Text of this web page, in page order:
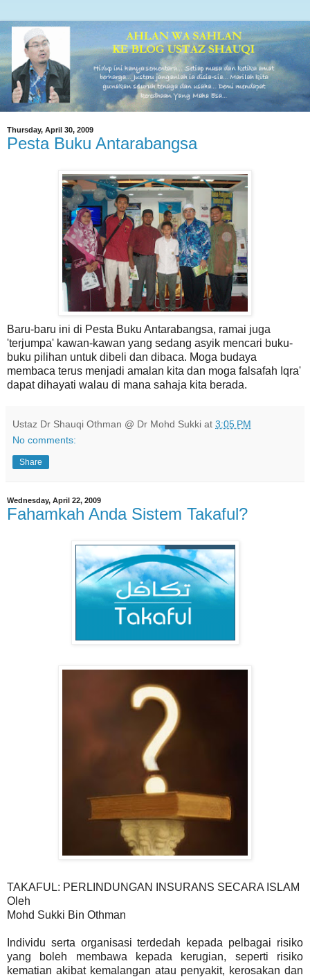
Thursday, April 30, 2009
Pesta Buku Antarabangsa
Baru-baru ini di Pesta Buku Antarabangsa, ramai juga
'terjumpa' kawan-kawan yang sedang asyik mencari buku-
buku pilihan untuk dibeli dan dibaca. Moga budaya
membaca terus menjadi amalan kita dan moga falsafah Iqra'
dapat dihayati walau di mana sahaja kita berada.
Ustaz Dr Shauqi Othman @ Dr Mohd Sukki at 3:05 PM
No comments:
Share
Wednesday, April 22, 2009
Fahamkah Anda Sistem Takaful?
TAKAFUL: PERLINDUNGAN INSURANS SECARA ISLAM
Oleh
Mohd Sukki Bin Othman
Individu serta organisasi terdedah kepada pelbagai risiko
yang boleh membawa kepada kerugian, seperti risiko
kematian akibat kemalangan atau penyakit, kerosakan dan